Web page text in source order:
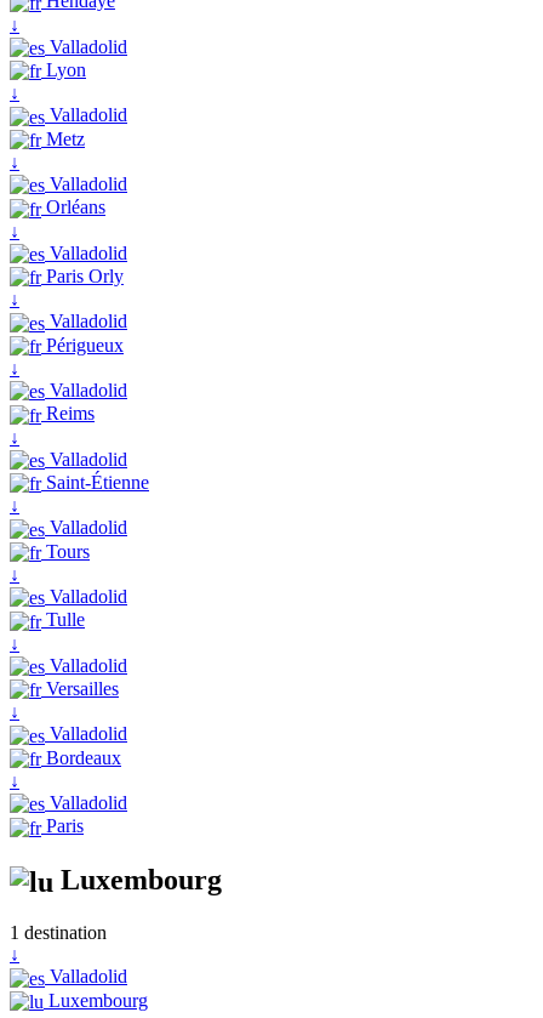
↓
Valladolid
Lyon
↓
Valladolid
Metz
↓
Valladolid
Orléans
↓
Valladolid
Paris Orly
↓
Valladolid
Périgueux
↓
Valladolid
Reims
↓
Valladolid
Saint-Étienne
↓
Valladolid
Tours
↓
Valladolid
Tulle
↓
Valladolid
Versailles
↓
Valladolid
Bordeaux
↓
Valladolid
Paris
Luxembourg
1 destination
↓
Valladolid
Luxembourg